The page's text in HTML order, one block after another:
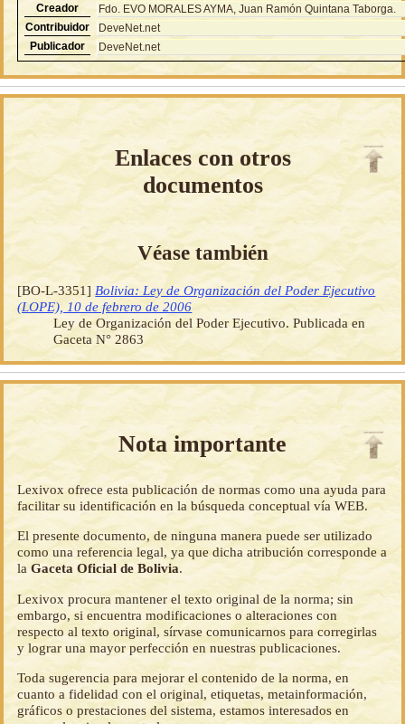
Creador
Fdo. EVO MORALES AYMA, Juan Ramón Quintana Taborga.
Contribuidor
DeveNet.net
Publicador
DeveNet.net
Enlaces con otros
documentos
Véase también
[BO-L-3351] Bolivia: Ley de Organización del Poder Ejecutivo
(LOPE), 10 de febrero de 2006
Ley de Organización del Poder Ejecutivo. Publicada en
Gaceta N° 2863
Nota importante
Lexivox ofrece esta publicación de normas como una ayuda para
facilitar su identificación en la búsqueda conceptual vía WEB.
El presente documento, de ninguna manera puede ser utilizado
como una referencia legal, ya que dicha atribución corresponde a
laGaceta Oficial de Bolivia.
Lexivox procura mantener el texto original de la norma; sin
embargo, si encuentra modificaciones o alteraciones con
respecto al texto original, sírvase comunicarnos para corregirlas
y lograr una mayor perfección en nuestras publicaciones.
Toda sugerencia para mejorar el contenido de la norma, en
cuanto a fidelidad con el original, etiquetas, metainformación,
gráficos o prestaciones del sistema, estamos interesados en